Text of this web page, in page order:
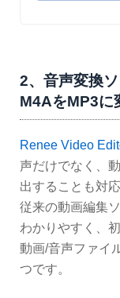
2、音声変換
M4AをMP3に
Renee Video
声だけでなく、
出することも対
従来の動画編集
わかりやすく、
動画/音声ファイ
つです。